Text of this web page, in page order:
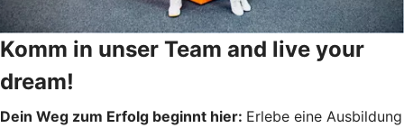
Komm in unser Team and live your
dream!
Dein Weg zum Erfolg beginnt hier: Erlebe eine Ausbildung